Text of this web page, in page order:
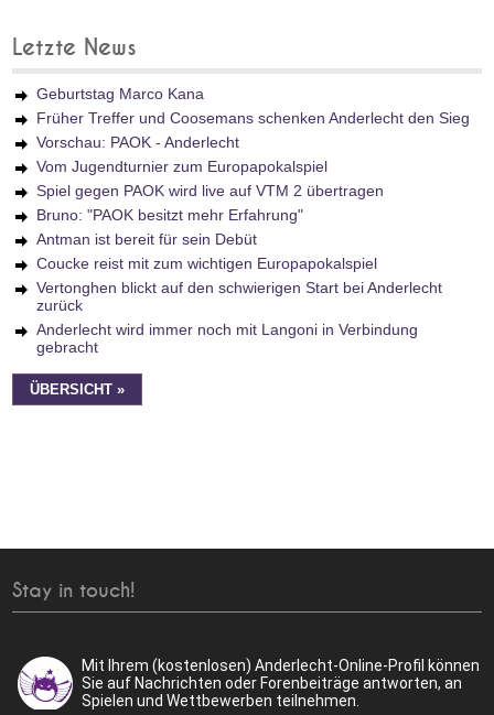
Letzte News
Geburtstag Marco Kana
Früher Treffer und Coosemans schenken Anderlecht den Sieg
Vorschau: PAOK - Anderlecht
Vom Jugendturnier zum Europapokalspiel
Spiel gegen PAOK wird live auf VTM 2 übertragen
Bruno: "PAOK besitzt mehr Erfahrung"
Antman ist bereit für sein Debüt
Coucke reist mit zum wichtigen Europapokalspiel
Vertonghen blickt auf den schwierigen Start bei Anderlecht
zurück
Anderlecht wird immer noch mit Langoni in Verbindung
gebracht
ÜBERSICHT »
Stay in touch!
Mit Ihrem (kostenlosen) Anderlecht-Online-Profil können
Sie auf Nachrichten oder Forenbeiträge antworten, an
Spielen und Wettbewerben teilnehmen.